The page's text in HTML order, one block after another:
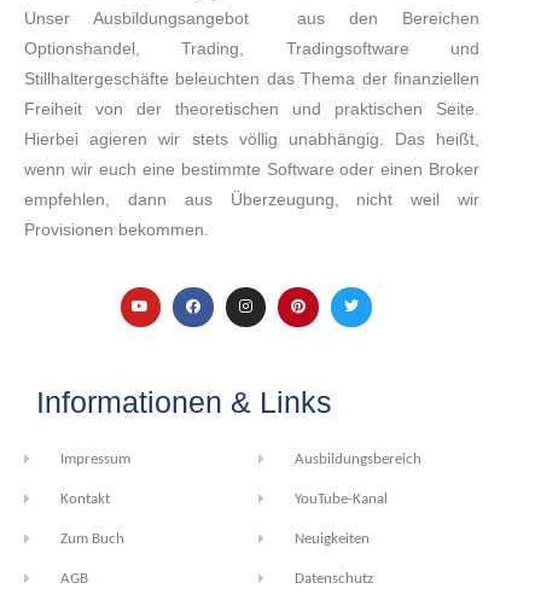
Unser Ausbildungsangebot aus den Bereichen
Optionshandel, Trading, Tradingsoftware und
Stillhaltergeschäfte beleuchten das Thema der finanziellen
Freiheit von der theoretischen und praktischen Seite.
Hierbei agieren wir stets völlig unabhängig. Das heißt,
wenn wir euch eine bestimmte Software oder einen Broker
empfehlen, dann aus Überzeugung, nicht weil wir
Provisionen bekommen.
Informationen & Links
Impressum
Kontakt
Zum Buch
AGB
Ausbildungsbereich
YouTube-Kanal
Neuigkeiten
Datenschutz